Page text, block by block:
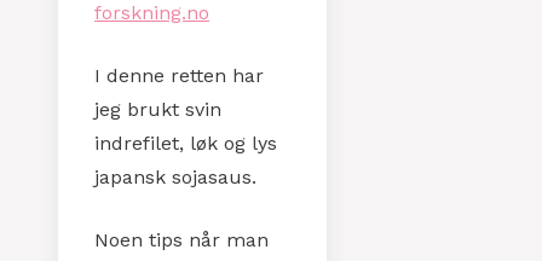
forskning.no
I denne retten har
jeg brukt svin
indrefilet, løk og lys
japansk sojasaus.
Noen tips når man